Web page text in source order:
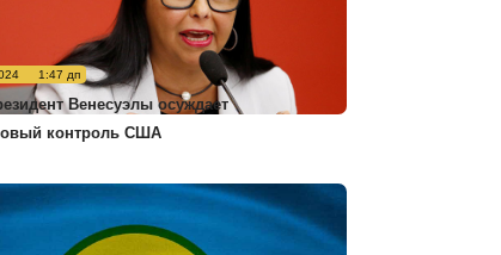
1:47 дп
Венесуэлы осуждает
контроль США